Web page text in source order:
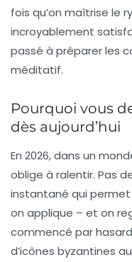
fois qu’on maîtrise le
incroyablement
passé à préparer les
méditatif.
Pourquoi vous
dès aujourd’hui
En 2026, dans un
oblige à ralentir. Pas
instantané qui permet
on applique – et on
commencé par
d’icônes byzantines